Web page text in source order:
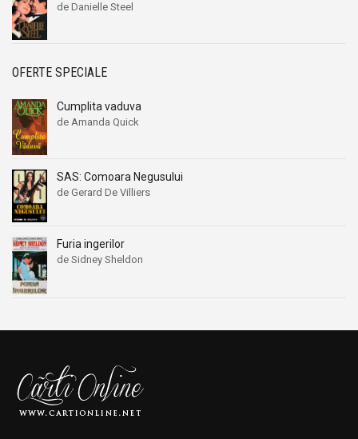
de Danielle Steel
OFERTE SPECIALE
Cumplita vaduva
de Amanda Quick
SAS: Comoara Negusului
de Gerard De Villiers
Furia ingerilor
de Sidney Sheldon